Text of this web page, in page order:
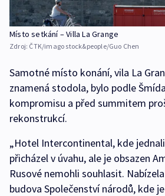
Místo setkání – Villa La Grange
Zdroj: ČTK/imago stock&people/Guo Chen
Samotné místo konání, vila La
znamená stodola, bylo podle
kompromisu a před summitem
rekonstrukcí.
„Hotel Intercontinental, kde
přicházel v úvahu, ale je obsazen
Rusové nemohli souhlasit.
budova Společenství národů, kde